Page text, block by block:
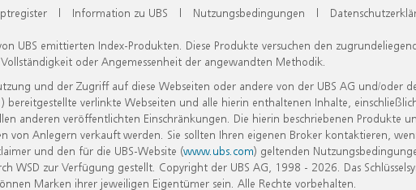
| Information zu UBS | Nutzungsbedingungen |
UBS emittierten Index-Produkten. Diese Produkte versuchen den
oder Angemessenheit der angewandten Methodik.
und der Zugriff auf diese Webseiten oder andere von der UBS AG und/oder
verlinkte Webseiten und alle hierin enthaltenen Inhalte,
anderen veröffentlichten Einschränkungen. Die hierin beschriebenen Produkte
Anlegern verkauft werden. Sie sollten Ihren eigenen Broker kontaktieren,
und den für die UBS-Website (www.ubs.com) geltenden
zur Verfügung gestellt. Copyright der UBS AG, 1998 - 2026. Das
Marken ihrer jeweiligen Eigentümer sein. Alle Rechte vorbehalten.